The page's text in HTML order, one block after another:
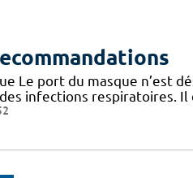
Le port du masque n’est
infections respiratoires.